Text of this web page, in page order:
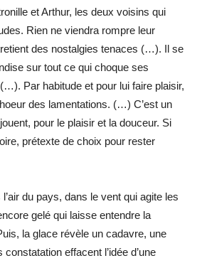
et Arthur, les deux voisins qui
Rien ne viendra rompre leur
des nostalgies tenaces (…). Il se
sur tout ce qui choque ses
Par habitude et pour lui faire plaisir,
des lamentations. (…) C’est un
pour le plaisir et la douceur. Si
prétexte de choix pour rester
du pays, dans le vent qui agite les
gelé qui laisse entendre la
la glace révèle un cadavre, une
effacent l’idée d’une